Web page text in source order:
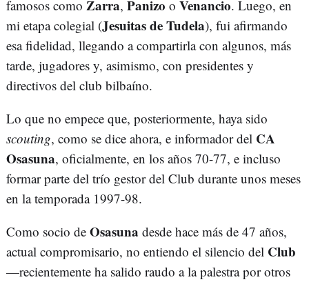
famosos como Zarra, Panizo o Venancio. Luego, en
mi etapa colegial (Jesuitas de Tudela), fui afirmando
esa fidelidad, llegando a compartirla con algunos, más
tarde, jugadores y, asimismo, con presidentes y
directivos del club bilbaíno.
Lo que no empece que, posteriormente, haya sido
scouting, como se dice ahora, e informador del CA
Osasuna, oficialmente, en los años 70-77, e incluso
formar parte del trío gestor del Club durante unos meses
en la temporada 1997-98.
Como socio de Osasuna desde hace más de 47 años,
actual compromisario, no entiendo el silencio del Club
—recientemente ha salido raudo a la palestra por otros